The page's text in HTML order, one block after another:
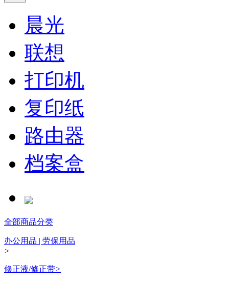
晨光
联想
打印机
复印纸
路由器
档案盒
全部商品分类
办公用品 | 劳保用品
>
修正液/修正带>